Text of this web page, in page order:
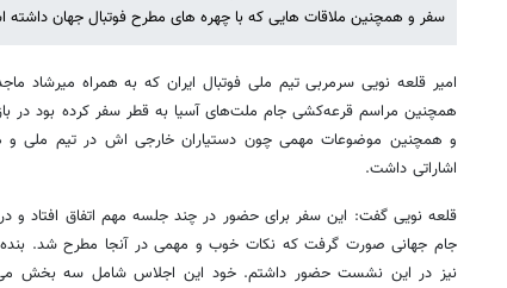
سفر و همچنین ملاقات هایی که با چهره های مطرح فوتبال جهان
همچنین مراسم قرعه‌کشی جام ملت‌های آسیا به قطر سفر کرده بود در
و همچنین موضوعات مهمی چون دستیاران خارجی اش در تیم ملی و
اشاراتی داشت.
قلعه نویی گفت: این سفر برای حضور در چند جلسه مهم اتفاق افتاد و در
نیز در این نشست حضور داشتم. خود این اجلاس شامل سه بخش می